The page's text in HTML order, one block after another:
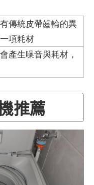
傳統皮帶齒輪的異
項耗材
產生噪音與耗材，
推薦